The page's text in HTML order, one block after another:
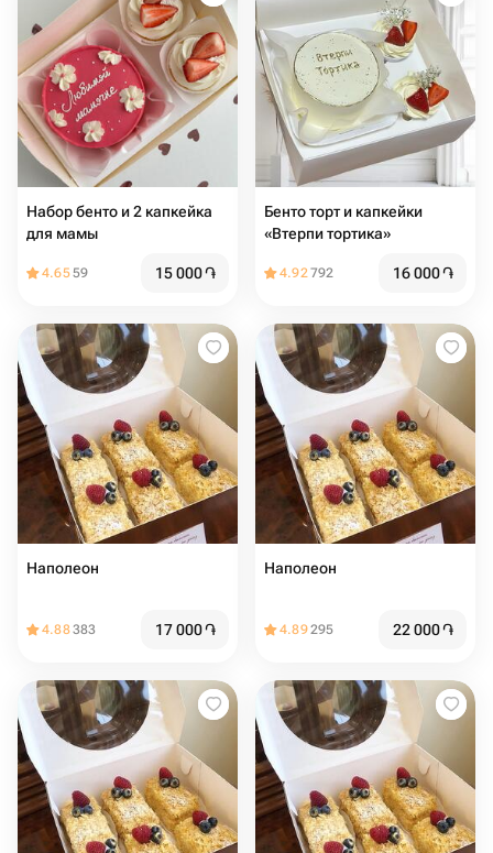
Набор бенто и 2 капкейка
для мамы
4.6559 15 000֏
Бенто торт и капкейки
«Втерпи тортика»
4.92792 16 000֏
Наполеон
4.88383 17 000֏
Наполеон
4.89295 22 000֏